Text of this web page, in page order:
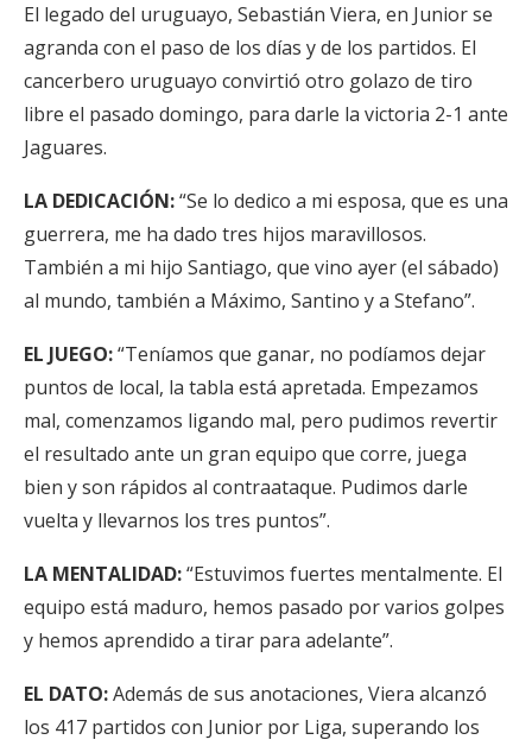
El legado del uruguayo, Sebastián Viera, en Junior se
agranda con el paso de los días y de los partidos. El
cancerbero uruguayo convirtió otro golazo de tiro
libre el pasado domingo, para darle la victoria 2-1 ante
Jaguares.
LA DEDICACIÓN:“Se lo dedico a mi esposa, que es una
guerrera, me ha dado tres hijos maravillosos.
También a mi hijo Santiago, que vino ayer (el sábado)
al mundo, también a Máximo, Santino y a Stefano”.
EL JUEGO:“Teníamos que ganar, no podíamos dejar
puntos de local, la tabla está apretada. Empezamos
mal, comenzamos ligando mal, pero pudimos revertir
el resultado ante un gran equipo que corre, juega
bien y son rápidos al contraataque. Pudimos darle
vuelta y llevarnos los tres puntos”.
LA MENTALIDAD:“Estuvimos fuertes mentalmente. El
equipo está maduro, hemos pasado por varios golpes
y hemos aprendido a tirar para adelante”.
EL DATO:Además de sus anotaciones, Viera alcanzó
los 417 partidos con Junior por Liga, superando los